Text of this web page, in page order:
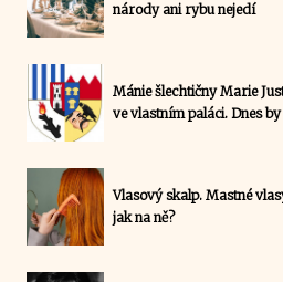
národy ani rybu nejedí
Mánie šlechtičny Marie
ve vlastním paláci. Dnes
Vlasový skalp. Mastné
jak na ně?